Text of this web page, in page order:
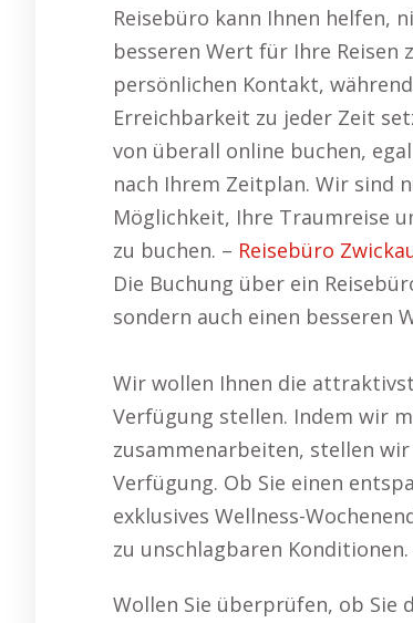
Reisebüro kann Ihnen helfen,
besseren Wert für Ihre
persönlichen Kontakt,
Erreichbarkeit zu jeder Zeit
von überall online buchen,
nach Ihrem Zeitplan. Wir sind
Möglichkeit, Ihre Traumreise
zu buchen. – Reisebüro
Die Buchung über ein
sondern auch einen besseren
Wir wollen Ihnen die
Verfügung stellen. Indem wir
zusammenarbeiten, stellen
Verfügung. Ob Sie einen
exklusives Wellness-
zu unschlagbaren Konditionen.
Wollen Sie überprüfen, ob Sie